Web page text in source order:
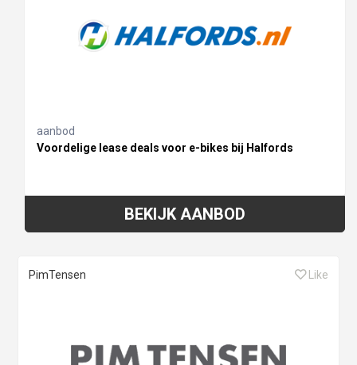
aanbod
Voordelige lease deals voor e-bikes bij Halfords
BEKIJK AANBOD
PimTensen Like